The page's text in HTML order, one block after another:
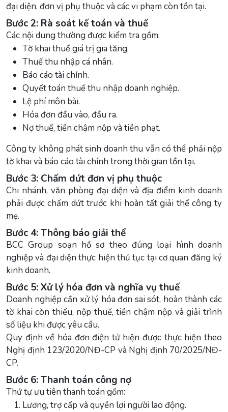
đại diện, đơn vị phụ thuộc và các vi phạm còn tồn tại.
Bước 2: Rà soát kế toán và thuế
Các nội dung thường được kiểm tra gồm:
Tờ khai thuế giá trị gia tăng.
Thuế thu nhập cá nhân.
Báo cáo tài chính.
Quyết toán thuế thu nhập doanh nghiệp.
Lệ phí môn bài.
Hóa đơn đầu vào, đầu ra.
Nợ thuế, tiền chậm nộp và tiền phạt.
Công ty không phát sinh doanh thu vẫn có thể phải nộp
tờ khai và báo cáo tài chính trong thời gian tồn tại.
Bước 3: Chấm dứt đơn vị phụ thuộc
Chi nhánh, văn phòng đại diện và địa điểm kinh doanh
phải được chấm dứt trước khi hoàn tất giải thể công ty
mẹ.
Bước 4: Thông báo giải thể
BCC Group soạn hồ sơ theo đúng loại hình doanh
nghiệp và đại diện thực hiện thủ tục tại cơ quan đăng ký
kinh doanh.
Bước 5: Xử lý hóa đơn và nghĩa vụ thuế
Doanh nghiệp cần xử lý hóa đơn sai sót, hoàn thành các
tờ khai còn thiếu, nộp thuế, tiền chậm nộp và giải trình
số liệu khi được yêu cầu.
Quy định về hóa đơn điện tử hiện được thực hiện theo
Nghị định 123/2020/NĐ-CP và Nghị định 70/2025/NĐ-
CP.
Bước 6: Thanh toán công nợ
Thứ tự ưu tiên thanh toán gồm:
Lương, trợ cấp và quyền lợi người lao động.